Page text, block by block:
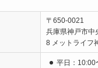
〒650-0021
兵庫県神戸市中
8 メットライフ
平日：10:00